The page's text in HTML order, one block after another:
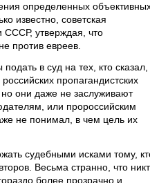
определенных
известно, советская
СССР, утверждая, что
против евреев.
в суд на тех, кто сказал,
пропагандистских
, но они даже не заслуживают
или пророссийским
не понимал, в чем цель их
судебными исками тому,
Весьма странно, что
более прозрачно и